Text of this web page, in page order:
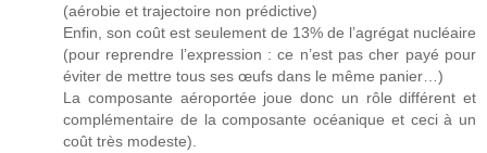
(aérobie et trajectoire non prédictive)
Enfin, son coût est seulement de 13% de l’agrégat nucléaire
(pour reprendre l’expression : ce n’est pas cher payé pour
éviter de mettre tous ses œufs dans le même panier…)
La composante aéroportée joue donc un rôle différent et
complémentaire de la composante océanique et ceci à un
coût très modeste).